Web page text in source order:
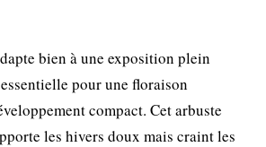
bien à une exposition plein
pour une floraison
compact. Cet arbuste
les hivers doux mais craint les